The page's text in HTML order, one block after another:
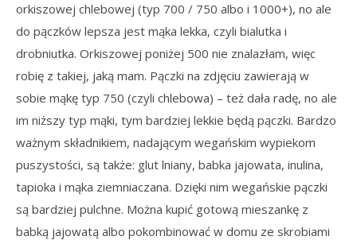
orkiszowej chlebowej (typ 700 / 750 albo i 1000+), no ale
do pączków lepsza jest mąka lekka, czyli bialutka i
drobniutka. Orkiszowej poniżej 500 nie znalazłam, więc
robię z takiej, jaką mam. Pączki na zdjęciu zawierają w
sobie mąkę typ 750 (czyli chlebowa) – też dała radę, no ale
im niższy typ mąki, tym bardziej lekkie będą pączki. Bardzo
ważnym składnikiem, nadającym wegańskim wypiekom
puszystości, są także: glut lniany, babka jajowata, inulina,
tapioka i mąka ziemniaczana. Dzięki nim wegańskie pączki
są bardziej pulchne. Można kupić gotową mieszankę z
babką jajowatą albo pokombinować w domu ze skrobiami